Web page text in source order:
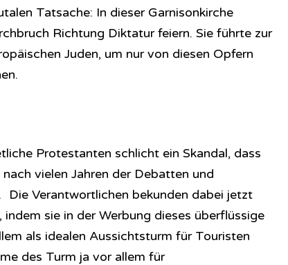
Tatsache: In dieser Garnisonkirche
Richtung Diktatur feiern. Sie führte zur
Juden, um nur von diesen Opfern
Protestanten schlicht ein Skandal, dass
vielen Jahren der Debatten und
Die Verantwortlichen bekunden dabei jetzt
sie in der Werbung dieses überflüssige
als idealen Aussichtsturm für Touristen
des Turm ja vor allem für